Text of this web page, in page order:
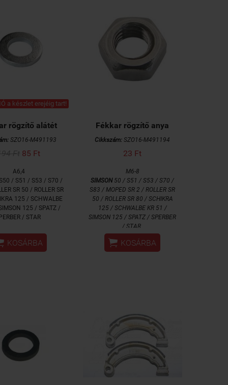
a készlet erejéig tart!
rögzítő alátét
SZO16-M491193
85 Ft
A6,4
S50 / S51 / S53 / S70 /
SR 50 / ROLLER SR
125 / SCHWALBE
125 / SPATZ /
/ STAR
KOSÁRBA
Fékkar rögzítő anya
Cikkszám: SZO16-M491194
23 Ft
M6-8
SIMSON50 / S51 / S53 / S70 /
S83 / MOPED SR 2 / ROLLER SR
50 / ROLLER SR 80 / SCHIKRA
125 / SCHWALBE KR 51 /
SIMSON 125 / SPATZ / SPERBER
/ STAR
 KOSÁRBA